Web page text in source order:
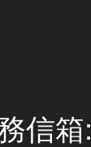
信